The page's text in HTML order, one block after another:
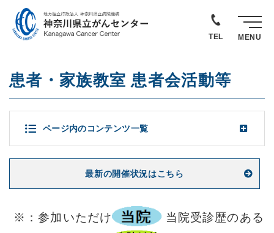
TEL MENU
患者・家族教室 患者会活動等
ページ内のコンテンツ一覧
最新の開催状況はこちら
※：参加いただけ
当院受診歴のある